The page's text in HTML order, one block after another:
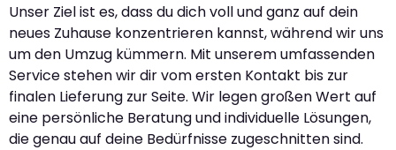
Unser Ziel ist es, dass du dich voll und ganz auf dein
neues Zuhause konzentrieren kannst, während wir uns
um den Umzug kümmern. Mit unserem umfassenden
Service stehen wir dir vom ersten Kontakt bis zur
finalen Lieferung zur Seite. Wir legen großen Wert auf
eine persönliche Beratung und individuelle Lösungen,
die genau auf deine Bedürfnisse zugeschnitten sind.